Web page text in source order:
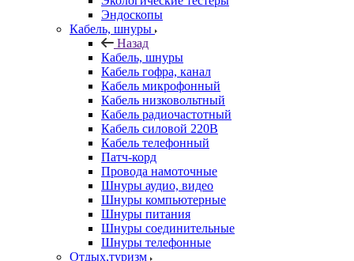
Эндоскопы
Кабель, шнуры
Назад
Кабель, шнуры
Кабель гофра, канал
Кабель микрофонный
Кабель низковольтный
Кабель радиочастотный
Кабель силовой 220В
Кабель телефонный
Патч-корд
Провода намоточные
Шнуры аудио, видео
Шнуры компьютерные
Шнуры питания
Шнуры соединительные
Шнуры телефонные
Отдых,туризм